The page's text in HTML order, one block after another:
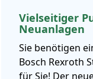
Vielseitiger
Neuanlagen
Sie benötigen
Bosch Rexroth
für Sie! Der